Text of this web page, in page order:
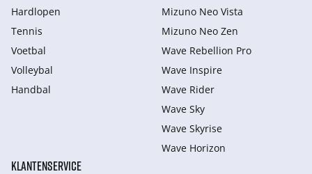
Hardlopen
Tennis
Voetbal
Volleybal
Handbal
Mizuno Neo Vista
Mizuno Neo Zen
Wave Rebellion Pro
Wave Inspire
Wave Rider
Wave Sky
Wave Skyrise
Wave Horizon
KLANTENSERVICE